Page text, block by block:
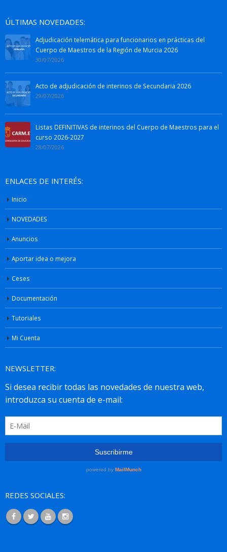
ÚLTIMAS NOVEDADES:
Adjudicación telemática para funcionarios en prácticas del
Cuerpo de Maestros de la Región de Murcia 2026
30/07/2026
Acto de adjudicación de interinos de Secundaria 2026
29/07/2026
Listas DEFINITIVAS de interinos del Cuerpo de Maestros para el
curso 2026-2027
28/07/2026
ENLACES DE INTERÉS:
Inicio
NOVEDADES
Anuncios
Aportar idea o mejora
Ceses
Documentación
Tutoriales
Mi Cuenta
NEWSLETTER:
REDES SOCIALES: